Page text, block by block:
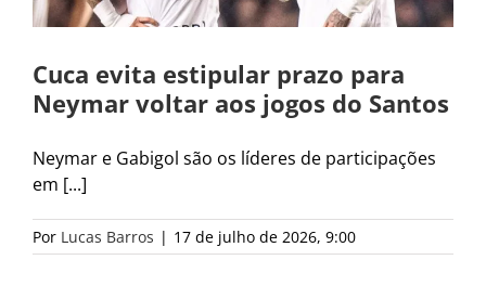
Cuca evita estipular prazo para
Neymar voltar aos jogos do Santos
Neymar e Gabigol são os líderes de participações
em [...]
Por Lucas Barros | 17 de julho de 2026, 9:00